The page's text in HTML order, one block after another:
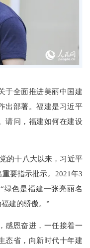
于全面推进美丽中国建
出部署。福建是习近平
请问，福建如何在建设
的十八大以来，习近平
要指示批示。2021年3
绿色是福建一张亮丽名
建的骄傲。”
恩奋进，一任接着一
态省，向新时代十年建